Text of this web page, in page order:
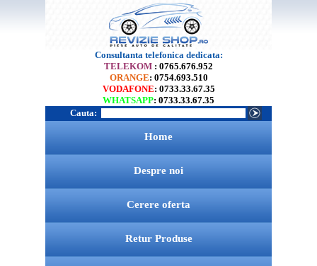
Consultanta telefonica dedicata:
TELEKOM : 0765.676.952
ORANGE: 0754.693.510
VODAFONE: 0733.33.67.35
WHATSAPP: 0733.33.67.35
Cauta:
Home
Despre noi
Cerere oferta
Retur Produse